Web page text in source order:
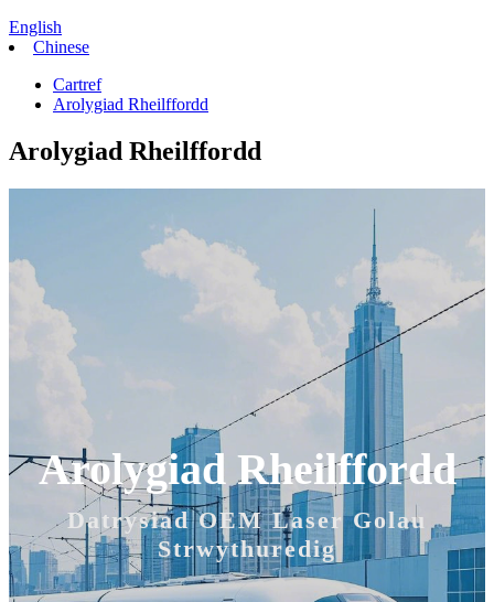
English
Chinese
Cartref
Arolygiad Rheilffordd
Arolygiad Rheilffordd
Arolygiad Rheilffordd
Datrysiad OEM Laser Golau
Strwythuredig